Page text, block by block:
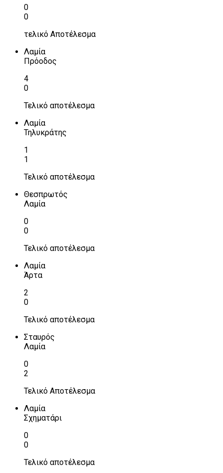
0
0
τελικό Αποτέλεσμα
Λαμία
Πρόοδος
4
0
Τελικό αποτέλεσμα
Λαμία
Τηλυκράτης
1
1
Τελικό αποτέλεσμα
Θεσπρωτός
Λαμία
0
0
Τελικό αποτέλεσμα
Λαμία
Άρτα
2
0
Τελικό αποτέλεσμα
Σταυρός
Λαμία
0
2
Τελικό Αποτέλεσμα
Λαμία
Σχηματάρι
0
0
Τελικό αποτέλεσμα